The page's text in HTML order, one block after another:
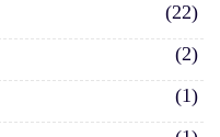
(22)
(2)
(1)